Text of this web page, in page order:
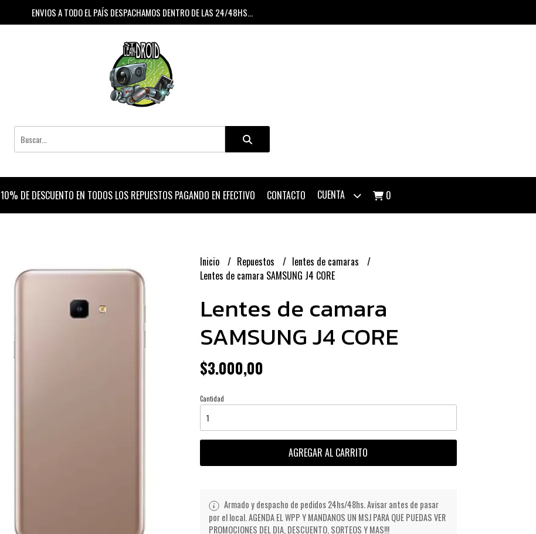
ENVIOS A TODO EL PAÍS DESPACHAMOS DENTRO DE LAS 24/48HS...
10% DE DESCUENTO EN TODOS LOS REPUESTOS PAGANDO EN EFECTIVO CONTACTO CUENTA 0
Inicio Repuestos
lentes de camaras
Lentes de camara SAMSUNG J4 CORE
Lentes de camara
SAMSUNG J4 CORE
$3.000,00
Cantidad
AGREGAR AL CARRITO
Armado y despacho de pedidos 24hs/48hs. Avisar antes de pasar
por el local. AGENDA EL WPP Y MANDANOS UN MSJ PARA QUE PUEDAS VER
PROMOCIONES DEL DIA, DESCUENTO, SORTEOS Y MAS!!!